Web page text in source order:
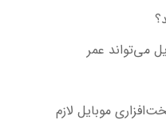
می‌تواند عمر
موبایل لازم